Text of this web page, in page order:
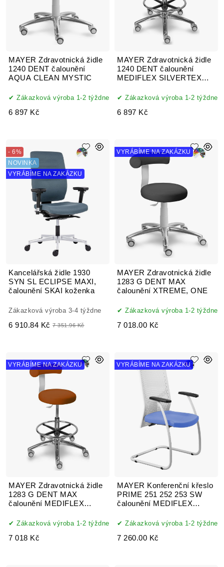
MAYER Zdravotnická židle
1240 DENT čalounění
AQUA CLEAN MYSTIC
Zákazková výroba 1-2 týždne
6 897 Kč
MAYER Zdravotnická židle
1240 DENT čalounění
MEDIFLEX SILVERTEX
Zákazková výroba 1-2 týždne
6 897 Kč
Kancelářská židle 1930
SYN SL ECLIPSE MAXI,
čalounění SKAI koženka
- 6%
NOVINKA
VYRÁBÍME NA ZAKÁZKU
Zákazková výroba 3-4 týždne
6 910.84 Kč 7 351.96 Kč
MAYER Zdravotnická židle
1283 G DENT MAX
čalounění XTREME, ONE
VYRÁBÍME NA ZAKÁZKU
Zákazková výroba 1-2 týždne
7 018.00 Kč
MAYER Zdravotnická židle
1283 G DENT MAX
čalounění MEDIFLEX
VYRÁBÍME NA ZAKÁZKU
Zákazková výroba 1-2 týždne
7 018 Kč
MAYER Konferenční křeslo
PRIME 251 252 253 SW
čalounění MEDIFLEX
VYRÁBÍME NA ZAKÁZKU
Zákazková výroba 1-2 týždne
7 260.00 Kč